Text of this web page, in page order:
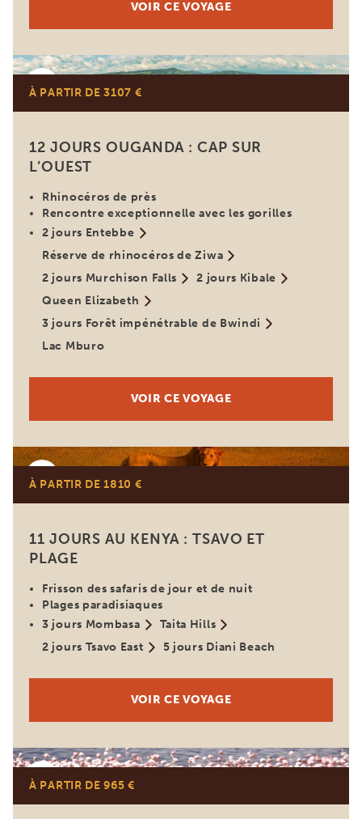
VOIR CE VOYAGE
Ouganda
À PARTIR DE 3107 €
12 JOURS OUGANDA : CAP SUR
L’OUEST
Rhinocéros de près
Rencontre exceptionnelle avec les gorilles
2 jours Entebbe
Réserve de rhinocéros de Ziwa
2 jours Murchison Falls
2 jours Kibale
Queen Elizabeth
3 jours Forêt impénétrable de Bwindi
Lac Mburo
VOIR CE VOYAGE
Kenya
À PARTIR DE 1810 €
11 JOURS AU KENYA : TSAVO ET
PLAGE
Frisson des safaris de jour et de nuit
Plages paradisiaques
3 jours Mombasa
Taita Hills
2 jours Tsavo East
5 jours Diani Beach
VOIR CE VOYAGE
Kenya
À PARTIR DE 965 €